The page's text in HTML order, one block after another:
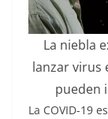
La niebla
lanzar virus
pueden
La COVID-19